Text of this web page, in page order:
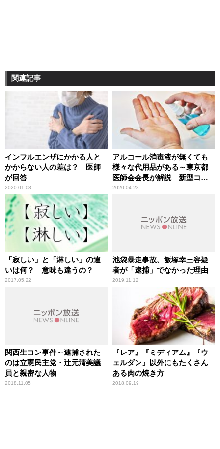
関連記事
インフルエンザにかかる人と
かからない人の差は？ 医師
が回答
2020.01.08
アルコール消毒液が無くても
様々な代用品がある～東京都
医師会会長が解説 新型コロ
ナウイルス感染予防対策
2020.04.28
「寂しい」と「淋しい」の違
いは何？ 意味も違うの？
2017.05.22
池袋暴走事故、飯塚幸三容疑
者が「逮捕」でなかった理由
2019.11.12
関西生コン事件～逮捕された
のは立憲民主党・辻元清美議
員と親密な人物
2018.11.05
『レア』『ミディアム』『ウ
ェルダン』以外にもたくさん
ある肉の焼き方
2018.09.19